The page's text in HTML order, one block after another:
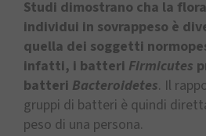
Studi dimostrano cha la
individui in sovrappeso è
quella dei soggetti
infatti, i batteri Firmicutes
batteri Bacteroidetes. Il
gruppi di batteri è quindi
peso di una persona.